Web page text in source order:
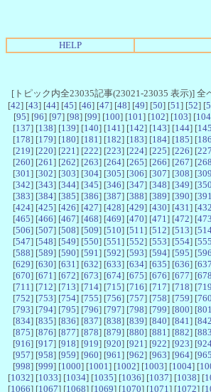
HELP
[トピック内全23035記事(23021-23035 表示)] 全
[42] [43] [44] [45] [46] [47] [48] [49] [50] [51 ] [52] [
[95] [96] [97] [98] [99] [100] [101 ] [102] [103] [104
[137] [138] [139] [140] [141 ] [142] [143] [144] [145
[178] [179] [180] [181 ] [182] [183] [184] [185] [186
[219] [220] [221 ] [222] [223] [224] [225] [226] [227
[260] [261 ] [262] [263] [264] [265] [266] [267] [268
[301 ] [302] [303] [304] [305] [306] [307] [308] [309
[342] [343] [344] [345] [346] [347] [348] [349] [350
[383] [384] [385] [386] [387] [388] [389] [390] [391
[424] [425] [426] [427] [428] [429] [430] [431 ] [432
[465] [466] [467] [468] [469] [470] [471 ] [472] [473
[506] [507] [508] [509] [510] [511 ] [512] [513] [
[547] [548] [549] [550] [551 ] [552] [553] [554] [555
[588] [589] [590] [591 ] [592] [593] [594] [595] [596
[629] [630] [631 ] [632] [633] [634] [635] [636] [637
[670] [671 ] [672] [673] [674] [675] [676] [677] [678
[711 ] [712] [713] [714] [715] [716] [717] [718] [719
[752] [753] [754] [755] [756] [757] [758] [759] [760
[793] [794] [795] [796] [797] [798] [799] [800] [801
[834] [835] [836] [837] [838] [839] [840] [841 ] [842
[875] [876] [877] [878] [879] [880] [881 ] [882] [883
[916] [917] [918] [919] [920] [921 ] [922] [923] [
[957] [958] [959] [960] [961 ] [962] [963] [964] [965
[998] [999] [1000] [1001 ] [1002] [1003] [1004] [
[1032] [1033] [1034] [1035] [1036] [1037] [1038] [
[1066] [1067] [1068] [1069] [1070] [1071 ] [1072] [